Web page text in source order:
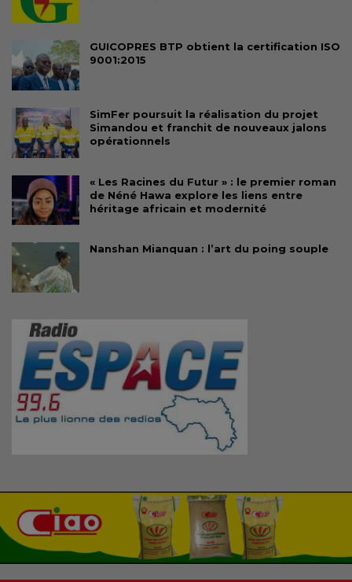
GUICOPRES BTP obtient la certification ISO
9001:2015
SimFer poursuit la réalisation du projet
Simandou et franchit de nouveaux jalons
opérationnels
« Les Racines du Futur » : le premier roman
de Néné Hawa explore les liens entre
héritage africain et modernité
Nanshan Mianquan : l’art du poing souple